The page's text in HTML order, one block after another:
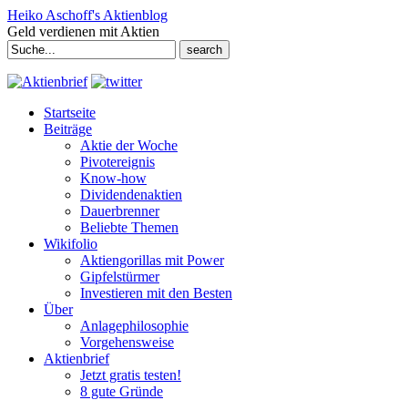
Heiko Aschoff's Aktienblog
Geld verdienen mit Aktien
Search
for:
Startseite
Beiträge
Aktie der Woche
Pivotereignis
Know-how
Dividendenaktien
Dauerbrenner
Beliebte Themen
Wikifolio
Aktiengorillas mit Power
Gipfelstürmer
Investieren mit den Besten
Über
Anlagephilosophie
Vorgehensweise
Aktienbrief
Jetzt gratis testen!
8 gute Gründe